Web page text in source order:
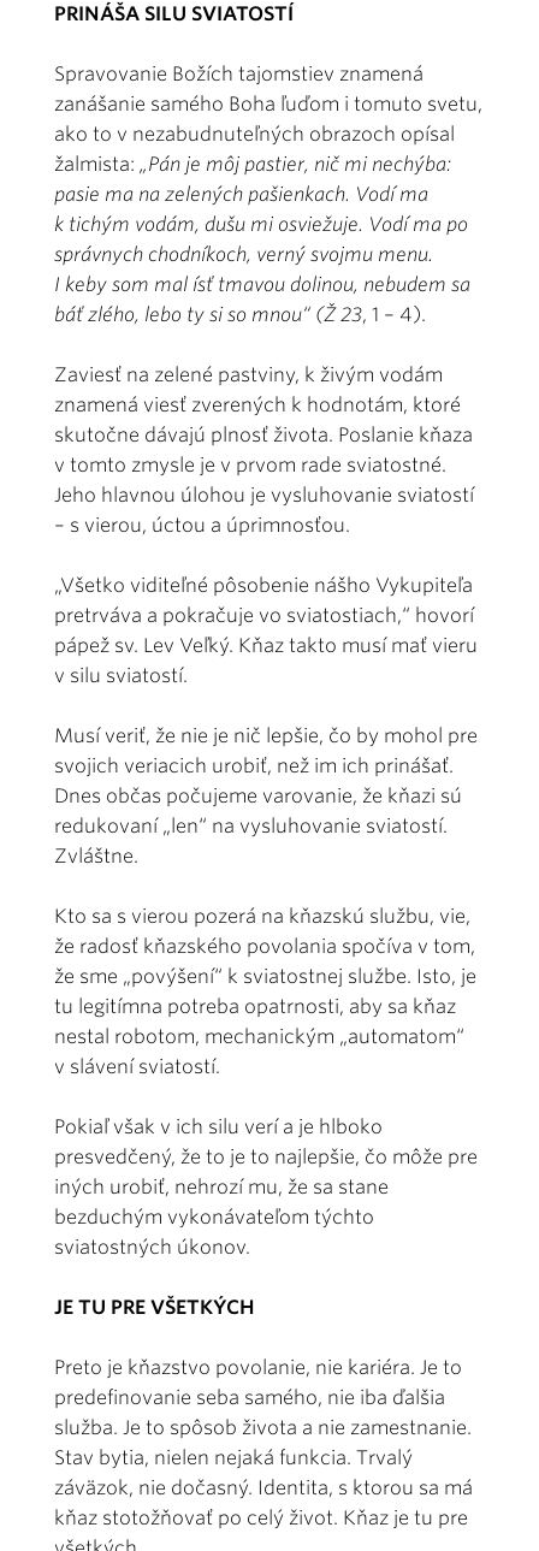
PRINÁŠA SILU SVIATOSTÍ
Spravovanie Božích tajomstiev znamená
zanášanie samého Boha ľuďom i tomuto svetu,
ako to v nezabudnuteľných obrazoch opísal
žalmista: „Pán je môj pastier, nič mi nechýba:
pasie ma na zelených pašienkach. Vodí ma
k tichým vodám, dušu mi osviežuje. Vodí ma po
správnych chodníkoch, verný svojmu menu.
I keby som mal ísť tmavou dolinou, nebudem sa
báť zlého, lebo ty si so mnou“ (Ž 23, 1 – 4).
Zaviesť na zelené pastviny, k živým vodám
znamená viesť zverených k hodnotám, ktoré
skutočne dávajú plnosť života. Poslanie kňaza
v tomto zmysle je v prvom rade sviatostné.
Jeho hlavnou úlohou je vysluhovanie sviatostí
– s vierou, úctou a úprimnosťou.
„Všetko viditeľné pôsobenie nášho Vykupiteľa
pretrváva a pokračuje vo sviatostiach,“ hovorí
pápež sv. Lev Veľký. Kňaz takto musí mať vieru
v silu sviatostí.
Musí veriť, že nie je nič lepšie, čo by mohol pre
svojich veriacich urobiť, než im ich prinášať.
Dnes občas počujeme varovanie, že kňazi sú
redukovaní „len“ na vysluhovanie sviatostí.
Zvláštne.
Kto sa s vierou pozerá na kňazskú službu, vie,
že radosť kňazského povolania spočíva v tom,
že sme „povýšení“ k sviatostnej službe. Isto, je
tu legitímna potreba opatrnosti, aby sa kňaz
nestal robotom, mechanickým „automatom“
v slávení sviatostí.
Pokiaľ však v ich silu verí a je hlboko
presvedčený, že to je to najlepšie, čo môže pre
iných urobiť, nehrozí mu, že sa stane
bezduchým vykonávateľom týchto
sviatostných úkonov.
JE TU PRE VŠETKÝCH
Preto je kňazstvo povolanie, nie kariéra. Je to
predefinovanie seba samého, nie iba ďalšia
služba. Je to spôsob života a nie zamestnanie.
Stav bytia, nielen nejaká funkcia. Trvalý
záväzok, nie dočasný. Identita, s ktorou sa má
kňaz stotožňovať po celý život. Kňaz je tu pre